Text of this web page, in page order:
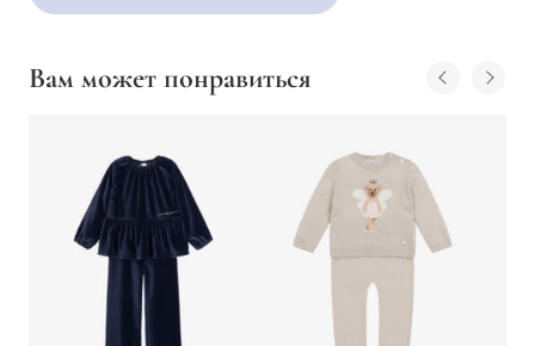
Вам может понравиться